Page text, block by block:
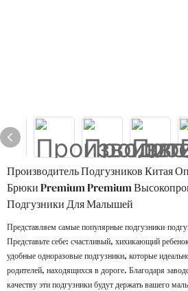
Производитель Подгузников Китая
Брюки Premium Premium
Подгузники Для Малышей
Представляем самые популярные подгузники-
Представьте себе: счастливый, хихикающий
удобные одноразовые подгузники, которые
родителей, находящихся в дороге. Благодаря
качеству эти подгузники будут держать вашего